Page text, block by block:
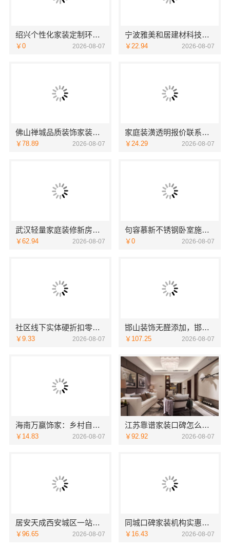
绍兴个性化家装定制环保优质材料，绍兴卓鑫装饰材料有限公司
￥0 2026-08-07
宁波雅美和居建材科技有限公司镇海家装施工对接渠道
￥22.94 2026-08-07
佛山禅城品质装饰家装施工选佛山市雅居美家建筑装饰工程有限公司
￥78.89 2026-08-07
家庭装潢透明报价联系电话，嘉兴美居乐
￥24.29 2026-08-07
武汉轻量家庭装修新房，本地快装（湖北）科技有限公司透明报价
￥62.94 2026-08-07
句容慕新不锈钢卧室施工方案哪家强
￥0 2026-08-07
社区线下实体硬折扣零食铺，河南零百味供应链有限公司全域盈利
￥9.33 2026-08-07
邯山装饰无醛添加，邯郸至臻全宅新材料有限公司守护家人健康
￥107.25 2026-08-07
海南万赢饰家：乡村自建居室水电规整
￥14.83 2026-08-07
江苏靠谱家装口碑怎么样，宜居佳装饰匠心品质
￥92.92 2026-08-07
居安天成西安城区一站式家装设计，毛坯房自有施工队
￥96.65 2026-08-07
同城口碑家装机构实惠，嘉兴绿色之家建材科技有限公司
￥16.43 2026-08-07